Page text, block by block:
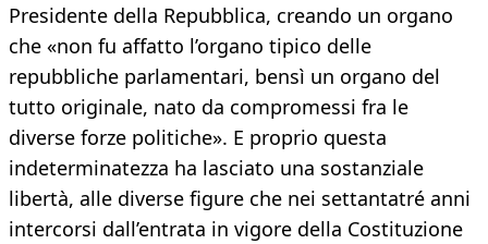
Presidente della Repubblica, creando un organo
che «non fu affatto l’organo tipico delle
repubbliche parlamentari, bensì un organo del
tutto originale, nato da compromessi fra le
diverse forze politiche». E proprio questa
indeterminatezza ha lasciato una sostanziale
libertà, alle diverse figure che nei settantatré anni
intercorsi dall’entrata in vigore della Costituzione